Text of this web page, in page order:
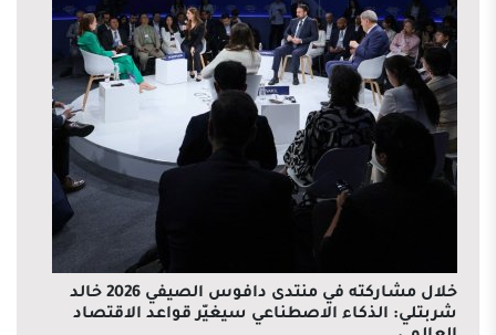
خلال مشاركته في منتدى دافوس الصيفي 2026 خالد
شربتلي: الذكاء الاصطناعي سيغيّر قواعد الاقتصاد